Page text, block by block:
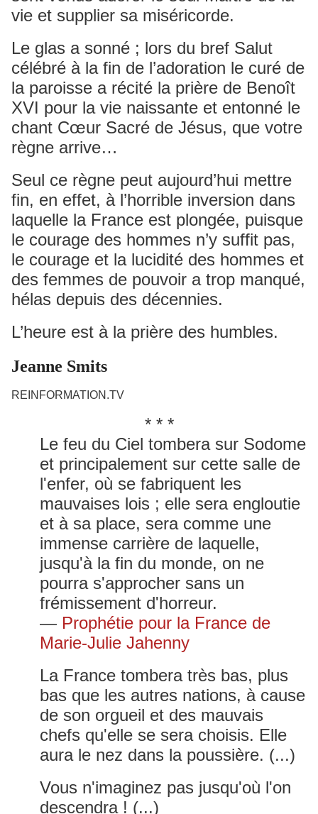
vie et supplier sa miséricorde.
Le glas a sonné ; lors du bref Salut
célébré à la fin de l’adoration le curé de
la paroisse a récité la prière de Benoît
XVI pour la vie naissante et entonné le
chant Cœur Sacré de Jésus, que votre
règne arrive…
Seul ce règne peut aujourd’hui mettre
fin, en effet, à l’horrible inversion dans
laquelle la France est plongée, puisque
le courage des hommes n’y suffit pas,
le courage et la lucidité des hommes et
des femmes de pouvoir a trop manqué,
hélas depuis des décennies.
L’heure est à la prière des humbles.
Jeanne Smits
REINFORMATION.TV
* * *
Le feu du Ciel tombera sur Sodome
et principalement sur cette salle de
l'enfer, où se fabriquent les
mauvaises lois ; elle sera engloutie
et à sa place, sera comme une
immense carrière de laquelle,
jusqu'à la fin du monde, on ne
pourra s'approcher sans un
frémissement d'horreur.
— Prophétie pour la France de
Marie-Julie Jahenny
La France tombera très bas, plus
bas que les autres nations, à cause
de son orgueil et des mauvais
chefs qu'elle se sera choisis. Elle
aura le nez dans la poussière. (...)
Vous n'imaginez pas jusqu'où l'on
descendra ! (...)